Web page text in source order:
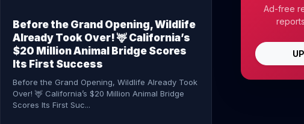
Before the Grand Opening, Wildlife
Already Took Over! 🦌 California’s
$20 Million Animal Bridge Scores
Its First Success
Before the Grand Opening, Wildlife Already Took
Over! 🦌 California’s $20 Million Animal Bridge
Scores Its First Suc...
Ad-free